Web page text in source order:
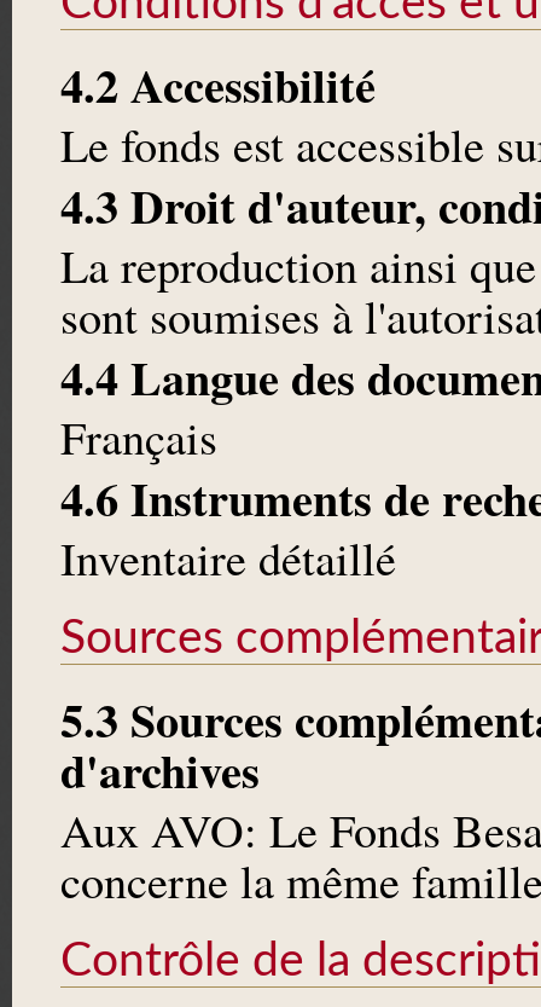
4.2 Accessibilité
Le fonds est accessible
4.3 Droit d'auteur,
La reproduction ainsi
sont soumises à
4.4 Langue des
Français
4.6 Instruments de
Inventaire détaillé
Sources
5.3 Sources
d'archives
Aux AVO: Le Fonds
concerne la même
Contrôle de la